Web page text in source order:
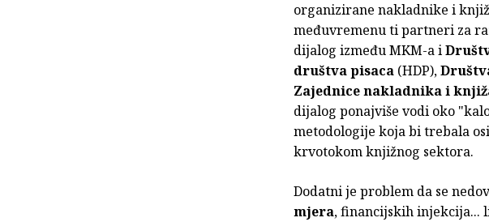
organizirane nakladnike i
međuvremenu ti partneri za
dijalog između MKM-a i
društva pisaca (HDP),
Zajednice nakladnika i
dijalog ponajviše vodi oko
metodologije koja bi trebala
krvotokom knjižnog sektora.
Dodatni je problem da se
mjera, financijskih injekcija...